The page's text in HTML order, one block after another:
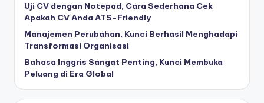
Uji CV dengan Notepad, Cara Sederhana Cek
Apakah CV Anda ATS-Friendly
Manajemen Perubahan, Kunci Berhasil Menghadapi
Transformasi Organisasi
Bahasa Inggris Sangat Penting, Kunci Membuka
Peluang di Era Global